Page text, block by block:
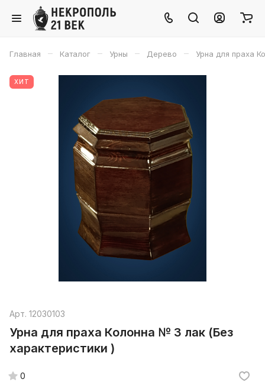
Главная – Каталог – Урны – Дерево – Урна для праха
ХИТ
Арт. 12030103
Урна для праха Колонна № 3 лак (Без
характеристики )
0